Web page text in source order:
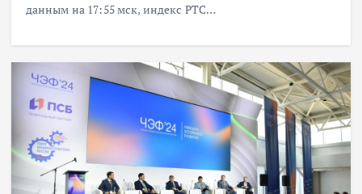
данным на 17:55 мск, индекс РТС…